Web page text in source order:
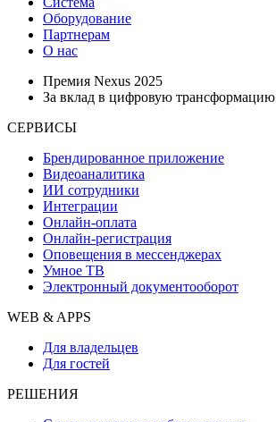
Оборудование
Партнерам
О нас
Премия Nexus 2025
За вклад в цифровую трансформацию
СЕРВИСЫ
Брендированное приложение
Видеоаналитика
ИИ сотрудники
Интеграции
Онлайн-оплата
Онлайн-регистрация
Оповещения в мессенджерах
Умное ТВ
Электронный документооборот
WEB & APPS
Для владельцев
Для гостей
РЕШЕНИЯ